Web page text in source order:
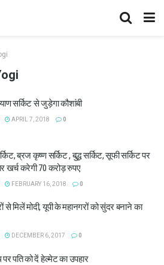
सर्किट से जुड़ेगा कौशांबी
APRIL 7, 2018 0
ब्रज कृष्ण सर्किट , बुद्ध सर्किट, सूफी सर्किट पर
खर्च करेगी 70 करोड़ रुपए
FEBRUARY 16, 2018 0
से मिलें मोदी, यूपी के महानगरों को सुंदर बनाने का
DECEMBER 6, 2017 0
पति को दें हेल्मेट का उपहार